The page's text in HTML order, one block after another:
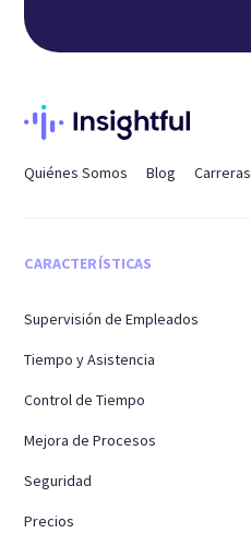
Quiénes Somos Blog Carreras
CARACTERÍSTICAS
Supervisión de Empleados
Tiempo y Asistencia
Control de Tiempo
Mejora de Procesos
Seguridad
Precios